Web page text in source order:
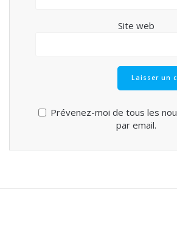
Site web
Prévenez-moi de tous les
par email.